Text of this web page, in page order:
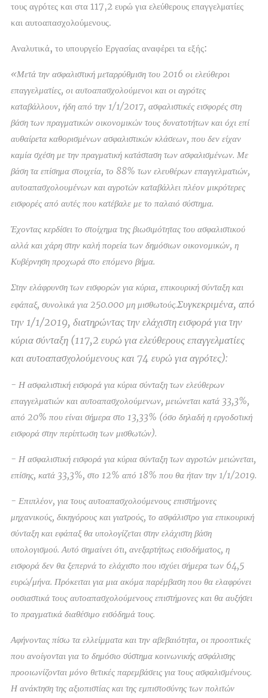
τους αγρότες και στα 117,2 ευρώ για ελεύθερους επαγγελματίες
και αυτοαπασχολούμενους.
Αναλυτικά, το υπουργείο Εργασίας αναφέρει τα εξής:
«Μετά την ασφαλιστική μεταρρύθμιση του 2016 οι ελεύθεροι
επαγγελματίες, οι αυτοαπασχολούμενοι και οι αγρότες
καταβάλλουν, ήδη από την 1/1/2017, ασφαλιστικές εισφορές στη
βάση των πραγματικών οικονομικών τους δυνατοτήτων και όχι επί
αυθαίρετα καθορισμένων ασφαλιστικών κλάσεων, που δεν είχαν
καμία σχέση με την πραγματική κατάσταση των ασφαλισμένων. Με
βάση τα επίσημα στοιχεία, το 88% των ελευθέρων επαγγελματιών,
αυτοαπασχολουμένων και αγροτών καταβάλλει πλέον μικρότερες
εισφορές από αυτές που κατέβαλε με το παλαιό σύστημα.
Έχοντας κερδίσει το στοίχημα της βιωσιμότητας του ασφαλιστικού
αλλά και χάρη στην καλή πορεία των δημόσιων οικονομικών, η
Κυβέρνηση προχωρά στο επόμενο βήμα.
Στην ελάφρυνση των εισφορών για κύρια, επικουρική σύνταξη και
εφάπαξ, συνολικά για 250.000 μη μισθωτούς.Συγκεκριμένα, από
την 1/1/2019, διατηρώντας την ελάχιστη εισφορά για την
κύρια σύνταξη (117,2 ευρώ για ελεύθερους επαγγελματίες
και αυτοαπασχολούμενους και 74 ευρώ για αγρότες):
- Η ασφαλιστική εισφορά για κύρια σύνταξη των ελεύθερων
επαγγελματιών και αυτοαπασχολούμενων, μειώνεται κατά 33,3%,
από 20% που είναι σήμερα στο 13,33% (όσο δηλαδή η εργοδοτική
εισφορά στην περίπτωση των μισθωτών).
- Η ασφαλιστική εισφορά για κύρια σύνταξη των αγροτών μειώνεται,
επίσης, κατά 33,3%, στο 12% από 18% που θα ήταν την 1/1/2019.
- Επιπλέον, για τους αυτοαπασχολούμενους επιστήμονες
μηχανικούς, δικηγόρους και γιατρούς, το ασφάλιστρο για επικουρική
σύνταξη και εφάπαξ θα υπολογίζεται στην ελάχιστη βάση
υπολογισμού. Αυτό σημαίνει ότι, ανεξαρτήτως εισοδήματος, η
εισφορά δεν θα ξεπερνά το ελάχιστο που ισχύει σήμερα των 64,5
ευρώ/μήνα. Πρόκειται για μια ακόμα παρέμβαση που θα ελαφρύνει
ουσιαστικά τους αυτοαπασχολούμενους επιστήμονες και θα αυξήσει
το πραγματικά διαθέσιμο εισόδημά τους.
Αφήνοντας πίσω τα ελλείμματα και την αβεβαιότητα, οι προοπτικές
που ανοίγονται για το δημόσιο σύστημα κοινωνικής ασφάλισης
προοιωνίζονται μόνο θετικές παρεμβάσεις για τους ασφαλισμένους.
Η ανάκτηση της αξιοπιστίας και της εμπιστοσύνης των πολιτών